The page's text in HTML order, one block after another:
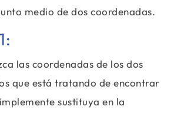
medio de dos coordenadas.
las coordenadas de los dos
que está tratando de encontrar
sustituya en la